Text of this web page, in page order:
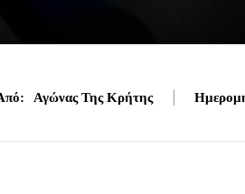
Αγώνας Της Κρήτης